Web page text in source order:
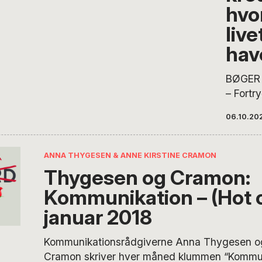
fælles,
det
–
tilbage
ANNA THYGESEN & ANNE KIRSTINE CRAMON
Thygesen og Cramon:
Kommunikation – (Hot
januar 2018
Kommunikationsrådgiverne Anna Thygesen
Cramon skriver hver måned klummen